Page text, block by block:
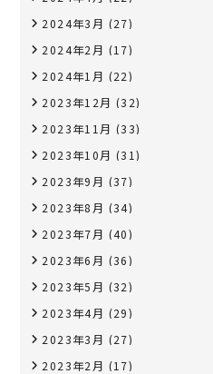
2024年3月 (27)
2024年2月 (17)
2024年1月 (22)
2023年12月 (32)
2023年11月 (33)
2023年10月 (31)
2023年9月 (37)
2023年8月 (34)
2023年7月 (40)
2023年6月 (36)
2023年5月 (32)
2023年4月 (29)
2023年3月 (27)
2023年2月 (17)